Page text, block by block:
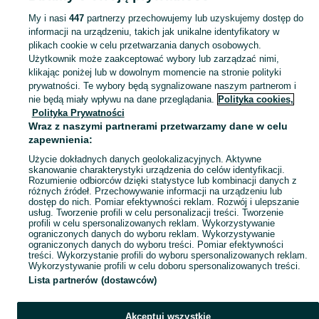
KATEGORIA
Zobacz
Mapa kategorii
Mapa miejscowości
Mapa ministron
Popularne wyszukiwania
My i nasi 447partnerzy przechowujemy lub uzyskujemy dostęp do
informacji na urządzeniu, takich jak unikalne identyfikatory w
plikach cookie w celu przetwarzania danych osobowych.
Użytkownik może zaakceptować wybory lub zarządzać nimi,
klikając poniżej lub w dowolnym momencie na stronie polityki
prywatności. Te wybory będą sygnalizowane naszym partnerom i
nie będą miały wpływu na dane przeglądania. Polityka cookies,
Polityka Prywatności
Wraz z naszymi partnerami przetwarzamy dane w celu
zapewnienia:
Użycie dokładnych danych geolokalizacyjnych. Aktywne
skanowanie charakterystyki urządzenia do celów identyfikacji.
Rozumienie odbiorców dzięki statystyce lub kombinacji danych z
różnych źródeł. Przechowywanie informacji na urządzeniu lub
dostęp do nich. Pomiar efektywności reklam. Rozwój i ulepszanie
usług. Tworzenie profili w celu personalizacji treści. Tworzenie
profili w celu spersonalizowanych reklam. Wykorzystywanie
ograniczonych danych do wyboru reklam. Wykorzystywanie
ograniczonych danych do wyboru treści. Pomiar efektywności
treści. Wykorzystanie profili do wyboru spersonalizowanych reklam.
Wykorzystywanie profili w celu doboru spersonalizowanych treści.
Lista partnerów (dostawców)
Akceptuj wszystkie